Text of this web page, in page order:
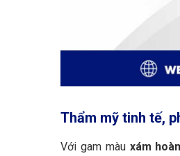
Thẩm mỹ tinh tế,
Với gam màu xám